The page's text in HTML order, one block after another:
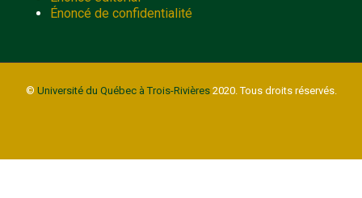
Énoncé de confidentialité
© Université du Québec à Trois-Rivières2020. Tous droits réservés.